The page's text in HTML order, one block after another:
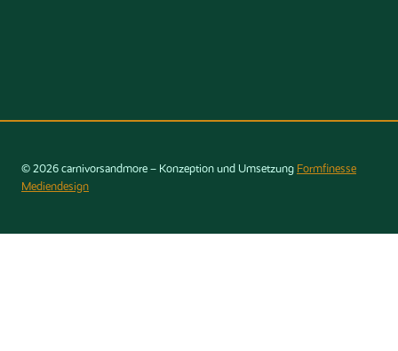
© 2026 carnivorsandmore – Konzeption und Umsetzung Formfinesse
Mediendesign